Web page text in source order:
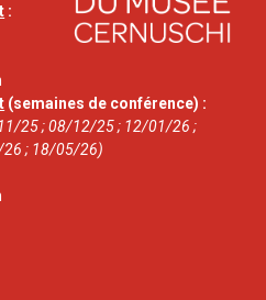
:
(semaines de conférence) :
25 ; 08/12/25 ; 12/01/26 ;
; 18/05/26)